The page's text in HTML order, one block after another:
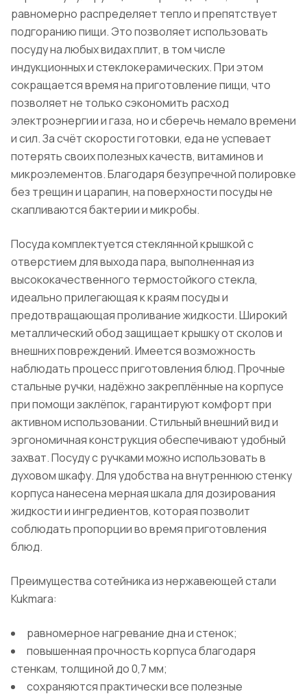
равномерно распределяет тепло и препятствует
подгоранию пищи. Это позволяет использовать
посуду на любых видах плит, в том числе
индукционных и стеклокерамических. При этом
сокращается время на приготовление пищи, что
позволяет не только сэкономить расход
электроэнергии и газа, но и сберечь немало времени
и сил. За счёт скорости готовки, еда не успевает
потерять своих полезных качеств, витаминов и
микроэлементов. Благодаря безупречной полировке
без трещин и царапин, на поверхности посуды не
скапливаются бактерии и микробы.
Посуда комплектуется стеклянной крышкой с
отверстием для выхода пара, выполненная из
высококачественного термостойкого стекла,
идеально прилегающая к краям посуды и
предотвращающая проливание жидкости. Широкий
металлический обод защищает крышку от сколов и
внешних повреждений. Имеется возможность
наблюдать процесс приготовления блюд. Прочные
стальные ручки, надёжно закреплённые на корпусе
при помощи заклёпок, гарантируют комфорт при
активном использовании. Стильный внешний вид и
эргономичная конструкция обеспечивают удобный
захват. Посуду с ручками можно использовать в
духовом шкафу. Для удобства на внутреннюю стенку
корпуса нанесена мерная шкала для дозирования
жидкости и ингредиентов, которая позволит
соблюдать пропорции во время приготовления
блюд.
Преимущества сотейника из нержавеющей стали
Kukmara:
равномерное нагревание дна и стенок;
повышенная прочность корпуса благодаря
стенкам, толщиной до 0,7 мм;
сохраняются практически все полезные